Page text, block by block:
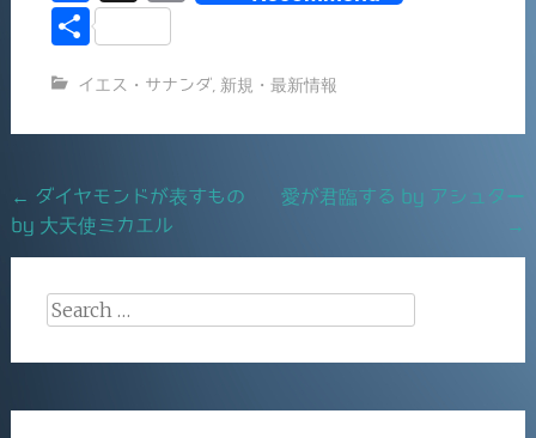
a
e
b
o
k
l
共
イエス・サナンダ, 新規・最新情報
Post
navigation
← ダイヤモンドが表すもの
by 大天使ミカエル
愛が君臨する by アシュター
→
Search